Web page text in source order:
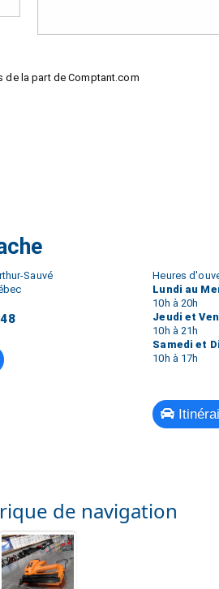
la part de Comptant.com
Sauvé
Heures
Lundi au
10h à 20h
Jeudi et
10h à 21h
Samedi et
10h à 17h
de navigation